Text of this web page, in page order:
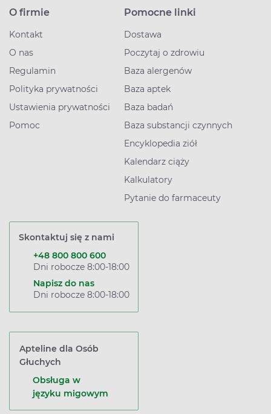
O firmie
Kontakt
O nas
Regulamin
Polityka prywatności
Ustawienia prywatności
Pomoc
Pomocne linki
Dostawa
Poczytaj o zdrowiu
Baza alergenów
Baza aptek
Baza badań
Baza substancji czynnych
Encyklopedia ziół
Kalendarz ciąży
Kalkulatory
Pytanie do farmaceuty
Skontaktuj się z nami
+48 800 800 600
Dni robocze 8:00-18:00
Napisz do nas
Dni robocze 8:00-18:00
Apteline dla Osób
Głuchych
Obsługa w
języku migowym